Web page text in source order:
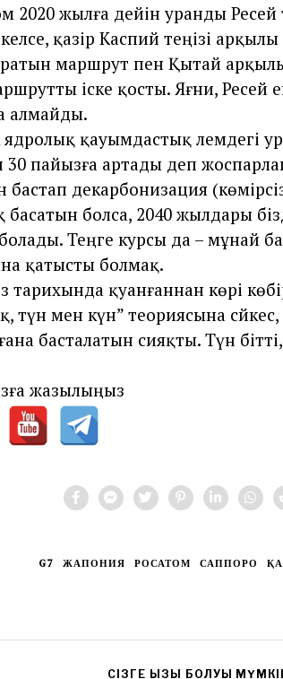
2020 жылға дейін уранды
қазір Каспий теңізі
маршрут пен Қытай
іске қосты. Яғни, Ресей
алмайды.
ядролық қауымдастық әлемдегі
30 пайызға артады деп
бастап декарбонизация
басатын болса, 2040 жылдары
Теңге курсы да – мұнай
қатысты болмақ.
тарихында қуанғаннан көрі
түн мен күн” теориясына
басталатын сияқты. Түн
жазылыңыз
G7 ЖАПОНИЯ РОСАТОМ САППОРО
CІЗГЕ ҚЫЗЫҚ БОЛУЫ